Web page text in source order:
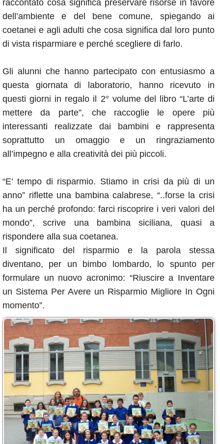
raccontato cosa significa preservare risorse in favore
dell’ambiente e del bene comune, spiegando ai
coetanei e agli adulti che cosa significa dal loro punto
di vista risparmiare e perché scegliere di farlo.
Gli alunni che hanno partecipato con entusiasmo a
questa giornata di laboratorio, hanno ricevuto in
questi giorni in regalo il 2° volume del libro “L’arte di
mettere da parte”, che raccoglie le opere più
interessanti realizzate dai bambini e rappresenta
soprattutto un omaggio e un ringraziamento
all’impegno e alla creatività dei più piccoli.
“E’ tempo di risparmio. Stiamo in crisi da più di un
anno” riflette una bambina calabrese, “..forse la crisi
ha un perché profondo: farci riscoprire i veri valori del
mondo”, scrive una bambina siciliana, quasi a
rispondere alla sua coetanea.
Il significato del risparmio e la parola stessa
diventano, per un bimbo lombardo, lo spunto per
formulare un nuovo acronimo: “Riuscire a Inventare
un Sistema Per Avere un Risparmio Migliore In Ogni
momento”.